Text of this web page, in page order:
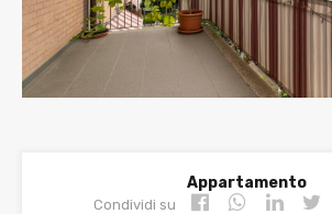
Prev
ious
Appartamento
Condividi su